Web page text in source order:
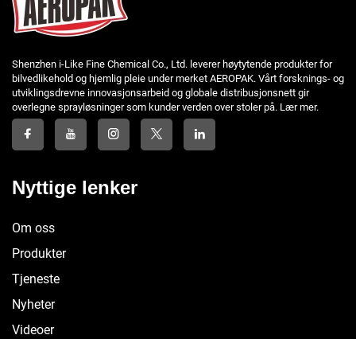
Shenzhen i-Like Fine Chemical Co., Ltd. leverer høytytende produkter for
bilvedlikehold og hjemlig pleie under merket AEROPAK. Vårt forsknings- og
utviklingsdrevne innovasjonsarbeid og globale distribusjonsnett gir
overlegne sprayløsninger som kunder verden over stoler på. Lær mer.
Nyttige lenker
Om oss
Produkter
Tjeneste
Nyheter
Videoer